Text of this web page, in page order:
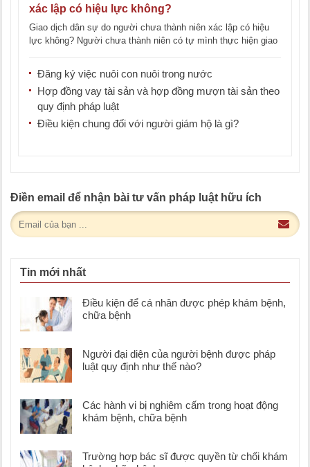
xác lập có hiệu lực không?
Giao dịch dân sự do người chưa thành niên xác lập có hiệu
lực không? Người chưa thành niên có tự mình thực hiện giao
Đăng ký việc nuôi con nuôi trong nước
Hợp đồng vay tài sản và hợp đồng mượn tài sản theo
quy định pháp luật
Điều kiện chung đối với người giám hộ là gì?
Điền email để nhận bài tư vấn pháp luật hữu ích
Tin mới nhất
Điều kiện để cá nhân được phép khám bệnh,
chữa bệnh
Người đại diện của người bệnh được pháp
luật quy định như thế nào?
Các hành vi bị nghiêm cấm trong hoạt động
khám bệnh, chữa bệnh
Trường hợp bác sĩ được quyền từ chối khám